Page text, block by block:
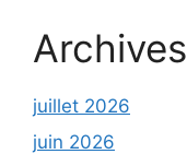
Archives
juillet 2026
juin 2026